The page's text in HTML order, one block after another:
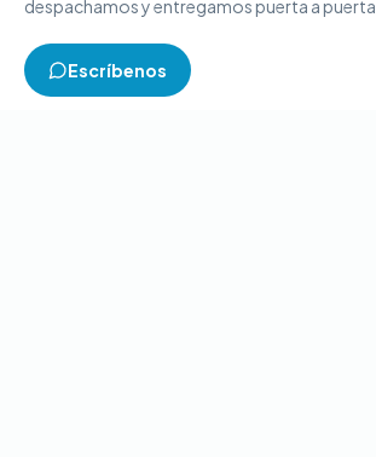
despachamos y entregamos puerta a puerta.
Escríbenos